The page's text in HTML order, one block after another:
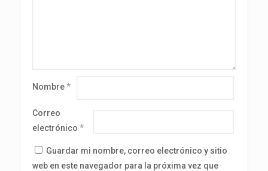
Nombre*
Correo
electrónico *
Guardar mi nombre, correo electrónico y sitio
web en este navegador para la próxima vez que